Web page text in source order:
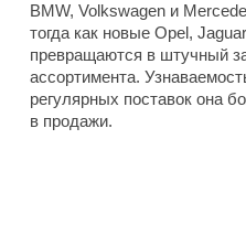
BMW, Volkswagen и
тогда как новые Opel,
превращаются в штучный
ассортимента.
регулярных поставок она
в продажи.